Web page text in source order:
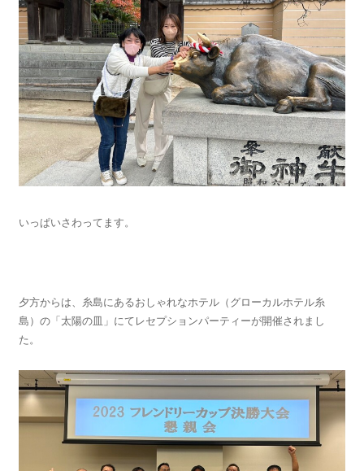
いっぱいさわってます。
夕方からは、糸島にあるおしゃれなホテル（グローカルホテル糸
島）の「太陽の皿」にてレセプションパーティーが開催されまし
た。